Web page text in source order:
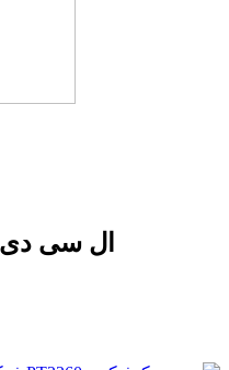
ال سی دی